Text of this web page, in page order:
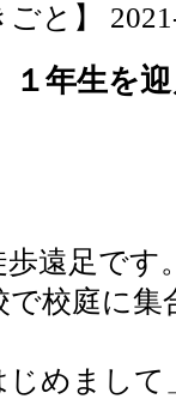
ごと】
年生を
遠足です
で校庭に
じめまし